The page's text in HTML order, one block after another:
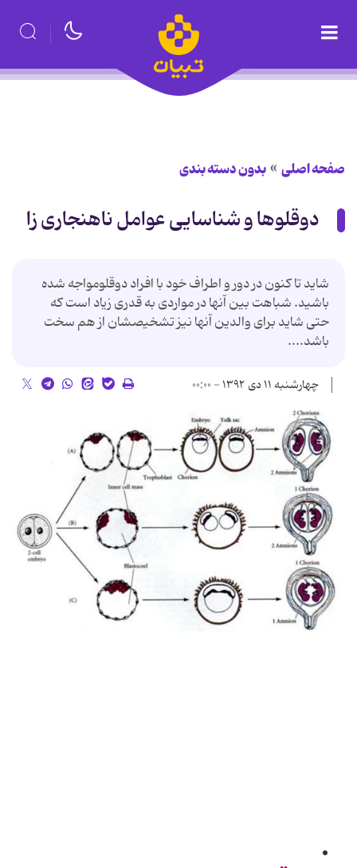
صفحه اصلی بدون دسته بندی
دوقلوها و شناسایی عوامل ناهنجاری زا
شاید تا کنون در دور و اطراف خود با افراد دوقلومواجه شده
باشید. شباهت بین آنها در مواردی به قدری زیاد است که
حتی شاید برای والدین آنها نیز تشخیصشان از هم سخت
باشد....
چهارشنبه ۱۱ دی ۱۳۹۲ - ۰۰:۰۰